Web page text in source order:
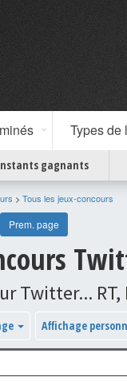
Types de
gagnants
> Tous les jeux-concours
Prem. page
Twitter... RT,
Affichage